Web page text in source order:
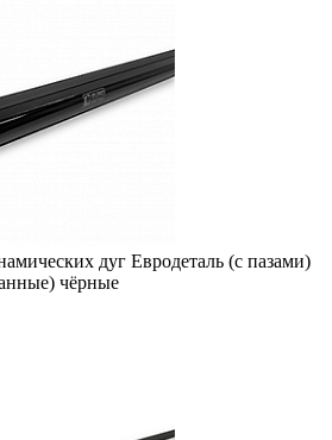
дуг Евродеталь (с пазами)
чёрные